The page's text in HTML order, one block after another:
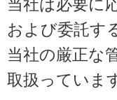
当社は必要に
および委託す
当社の厳正な
取扱っていま